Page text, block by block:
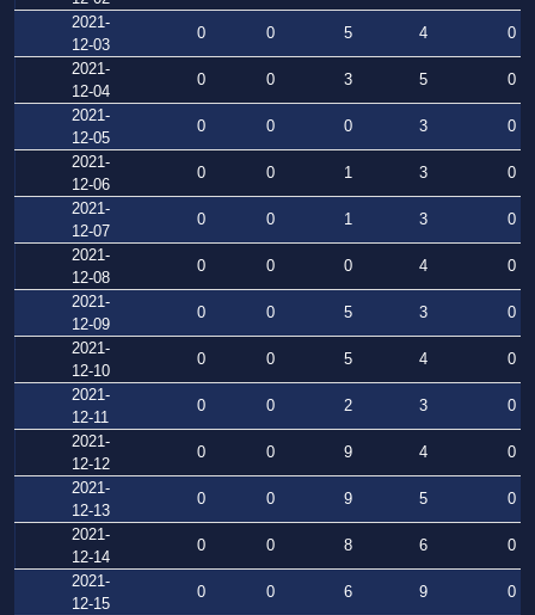
2021-
12-03
0 0 5 4
0
2021-
12-04
0 0 3 5
0
2021-
12-05
0 0 0 3
0
2021-
12-06
0 0 1 3
0
2021-
12-07
0 0 1 3
0
2021-
12-08
0 0 0 4
0
2021-
12-09
0 0 5 3
0
2021-
12-10
0 0 5 4
0
2021-
12-11
0 0 2 3
0
2021-
12-12
0 0 9 4
0
2021-
12-13
0 0 9 5
0
2021-
12-14
0 0 8 6
0
2021-
12-15
0 0 6 9
0